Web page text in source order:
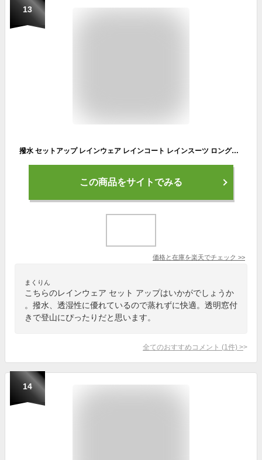
13
撥水 セットアップ レインウェア レインコート レインスーツ ロングパンツ カッパ レディース 防風 透明窓付き 自転車 メンズ バイク ウェア レインスーツ 雨具 登山 防水 上下セット 透湿 ワークマン 撥水 アウトドア ゴルフ 釣り ツーリング
この商品をサイトでみる
価格と在庫を楽天でチェック >>
まくりん
こちらのレインウェア セット アップはいかがでしょうか
。撥水、透湿性に優れているので蒸れずに快適。透明窓付
きで登山にぴったりだと思います。
全てのおすすめコメント (1 件) >
14